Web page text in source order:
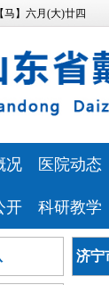
马】六月(大)廿四
况
介
子
医院动态
医院新闻
媒体报道
视频专区
开
开
科研教学
科研教学
继续教育
济宁